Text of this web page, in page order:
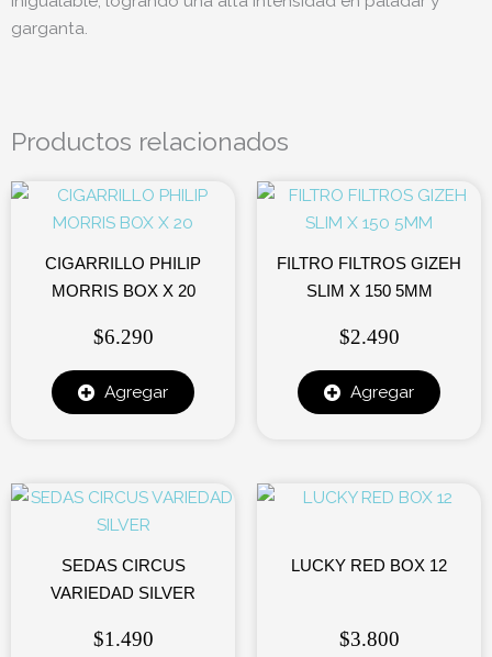
garganta.
Productos relacionados
CIGARRILLO PHILIP
MORRIS BOX X 20
$6.290
Agregar
FILTRO FILTROS GIZEH
SLIM X 150 5MM
$2.490
Agregar
SEDAS CIRCUS
VARIEDAD SILVER
$1.490
LUCKY RED BOX 12
$3.800